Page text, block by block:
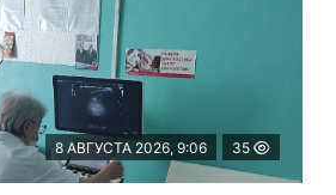
8 АВГУСТА 2026, 9:06 35